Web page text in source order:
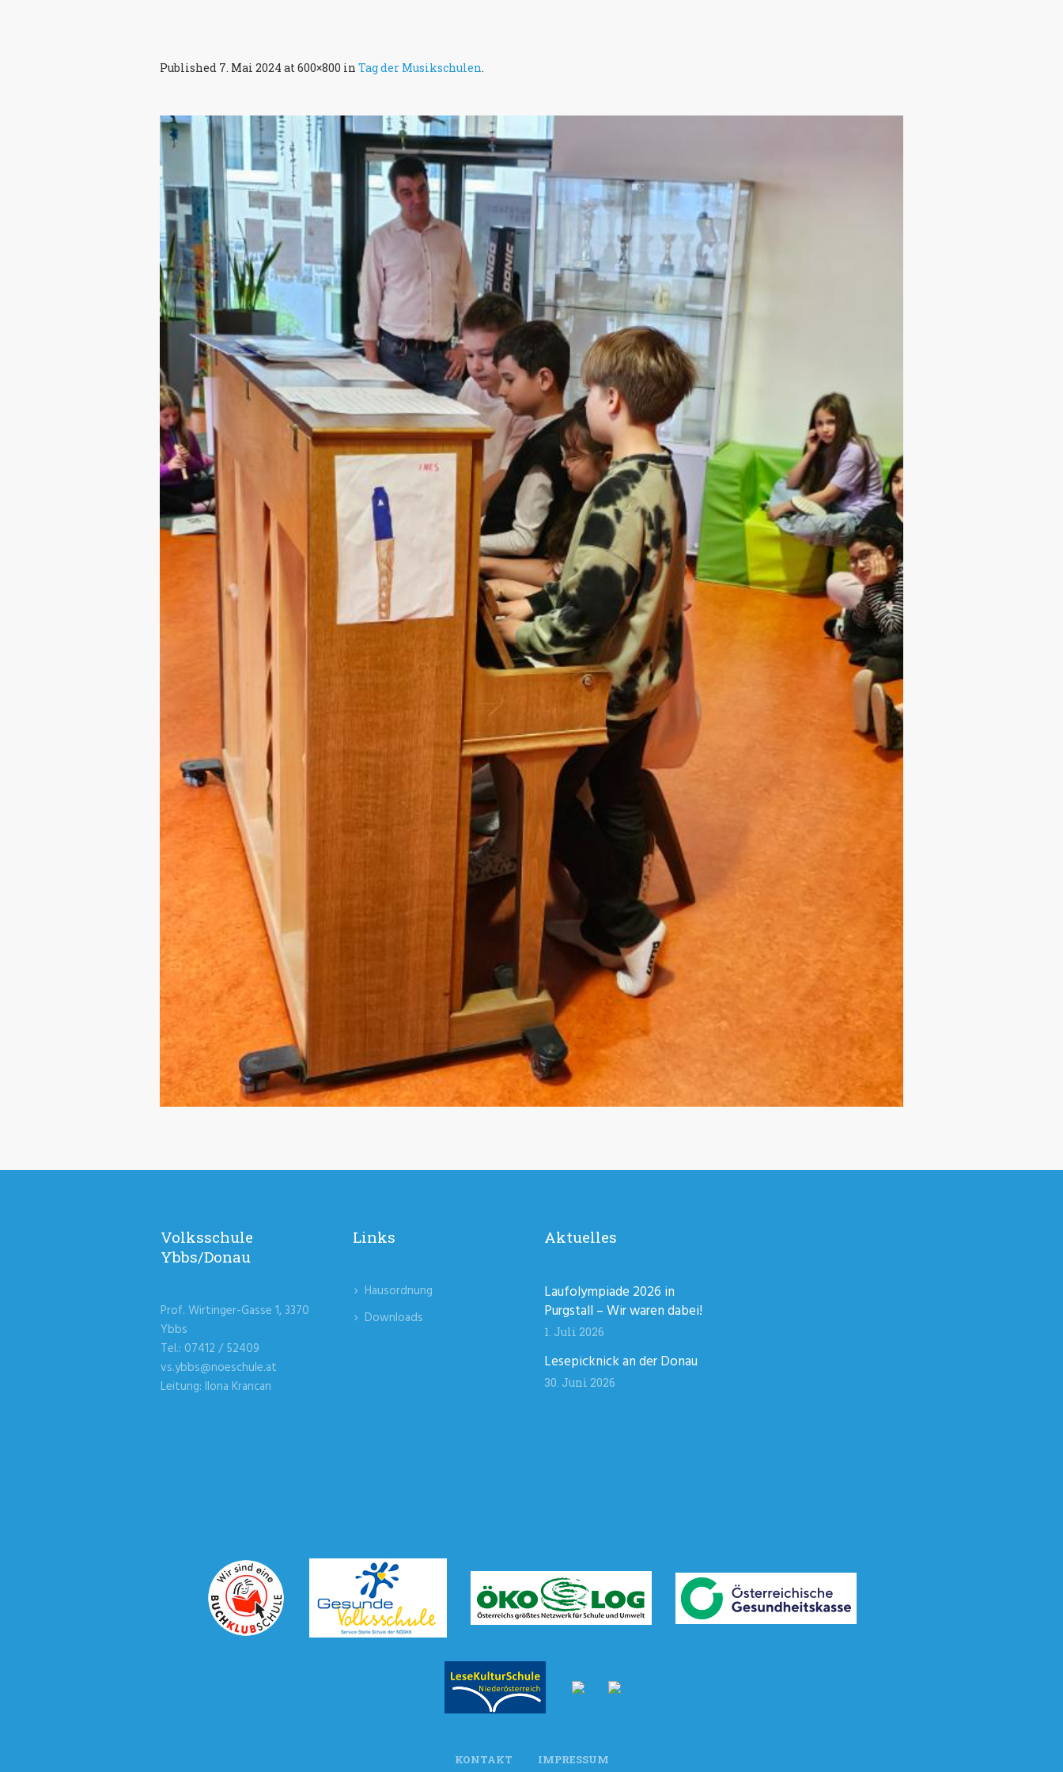
Published 7. Mai 2024 at 600×800 in Tag der Musikschulen.
Volksschule
Ybbs/Donau
Prof. Wirtinger-Gasse 1, 3370
Ybbs
Tel.: 07412 / 52409
vs.ybbs@noeschule.at
Leitung: Ilona Krancan
Links
Hausordnung
Downloads
Aktuelles
Laufolympiade 2026 in
Purgstall – Wir waren dabei!
1. Juli 2026
Lesepicknick an der Donau
30. Juni 2026
KONTAKT IMPRESSUM